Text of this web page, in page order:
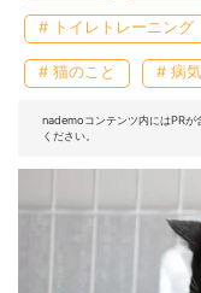
# トイレトレーニング
# 猫のこと # 病気
nademoコンテンツ内にはPRが
ください。